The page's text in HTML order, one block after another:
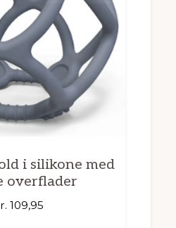
i silikone med
overflader
109,95